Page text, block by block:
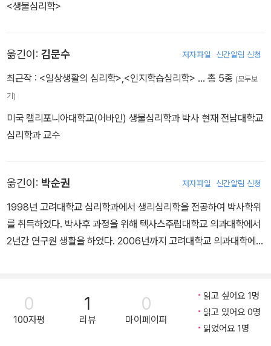
<생물심리학>
옮긴이: 김문수 저자파일 신간알림 신청
최근작 : <일상생활의 심리학>,<인지학습심리학> … 총 5종 (모두보
기)
미국 캘리포니아대학교(어바인) 생물심리학과 박사 현재 전남대학교
심리학과 교수
옮긴이: 박순권 저자파일 신간알림 신청
1998년 고려대학교 심리학과에서 생리심리학을 전공하여 박사학위
를 취득하였다. 박사후 과정을 위해 텍사스주립대학교 의과대학에서
2년간 연구원 생활을 하였다. 2006년까지 고려대학교 의과대학에서
0
100자평
1
리뷰
0
마이페이퍼
읽고 싶어요 1명
읽고 있어요 0명
읽었어요 1명